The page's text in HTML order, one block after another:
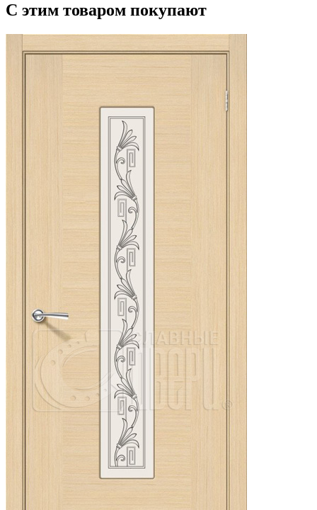
С этим товаром покупают